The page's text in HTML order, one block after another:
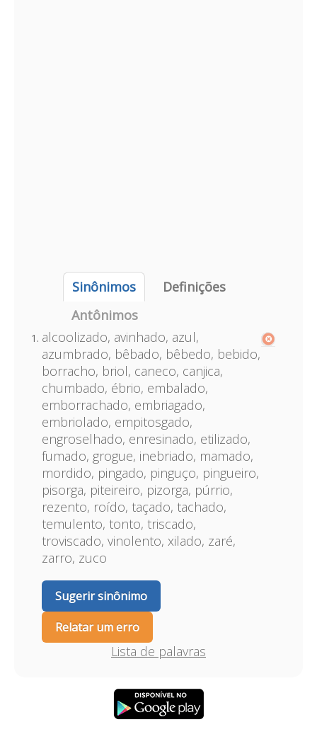
Sinônimos
Definições
Antônimos
alcoolizado, avinhado, azul,
azumbrado, bêbado, bêbedo, bebido,
borracho, briol, caneco, canjica,
chumbado, ébrio, embalado,
emborrachado, embriagado,
embriolado, empitosgado,
engroselhado, enresinado, etilizado,
fumado, grogue, inebriado, mamado,
mordido, pingado, pinguço, pingueiro,
pisorga, piteireiro, pizorga, púrrio,
rezento, roído, taçado, tachado,
temulento, tonto, triscado,
troviscado, vinolento, xilado, zaré,
zarro, zuco
Sugerir sinônimo
Relatar um erro
Lista de palavras